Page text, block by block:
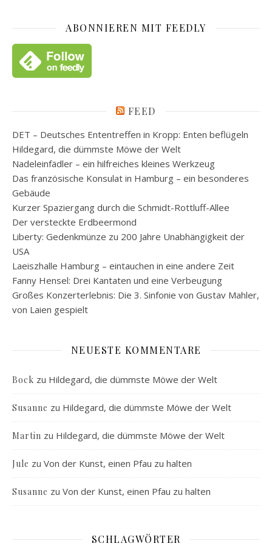
ABONNIEREN MIT FEEDLY
FEED
DET – Deutsches Ententreffen in Kropp: Enten beflügeln
Hildegard, die dümmste Möwe der Welt
Nadeleinfädler – ein hilfreiches kleines Werkzeug
Das französische Konsulat in Hamburg – ein besonderes
Gebäude
Kurzer Spaziergang durch die Schmidt-Rottluff-Allee
Der versteckte Erdbeermond
Liberty: Gedenkmünze zu 200 Jahre Unabhängigkeit der
USA
Laeiszhalle Hamburg – eintauchen in eine andere Zeit
Fanny Hensel: Drei Kantaten und eine Verbeugung
Großes Konzerterlebnis: Die 3. Sinfonie von Gustav Mahler,
von Laien gespielt
NEUESTE KOMMENTARE
Bock zu Hildegard, die dümmste Möwe der Welt
Susanne zu Hildegard, die dümmste Möwe der Welt
Martin zu Hildegard, die dümmste Möwe der Welt
Jule zu Von der Kunst, einen Pfau zu halten
Susanne zu Von der Kunst, einen Pfau zu halten
SCHLAGWÖRTER